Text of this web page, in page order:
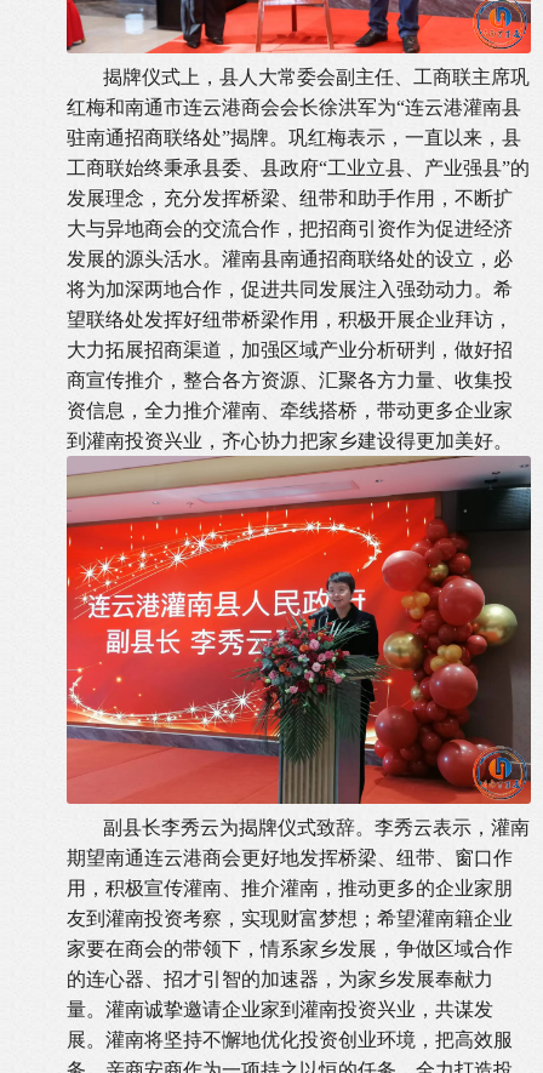
揭牌仪式上，县人大常委会副主任、工商联主席巩
红梅和南通市连云港商会会长徐洪军为“连云港灌南县
驻南通招商联络处”揭牌。巩红梅表示，一直以来，县
工商联始终秉承县委、县政府“工业立县、产业强县”的
发展理念，充分发挥桥梁、纽带和助手作用，不断扩
大与异地商会的交流合作，把招商引资作为促进经济
发展的源头活水。灌南县南通招商联络处的设立，必
将为加深两地合作，促进共同发展注入强劲动力。希
望联络处发挥好纽带桥梁作用，积极开展企业拜访，
大力拓展招商渠道，加强区域产业分析研判，做好招
商宣传推介，整合各方资源、汇聚各方力量、收集投
资信息，全力推介灌南、牵线搭桥，带动更多企业家
到灌南投资兴业，齐心协力把家乡建设得更加美好。
副县长李秀云为揭牌仪式致辞。李秀云表示，灌南
期望南通连云港商会更好地发挥桥梁、纽带、窗口作
用，积极宣传灌南、推介灌南，推动更多的企业家朋
友到灌南投资考察，实现财富梦想；希望灌南籍企业
家要在商会的带领下，情系家乡发展，争做区域合作
的连心器、招才引智的加速器，为家乡发展奉献力
量。灌南诚挚邀请企业家到灌南投资兴业，共谋发
展。灌南将坚持不懈地优化投资创业环境，把高效服